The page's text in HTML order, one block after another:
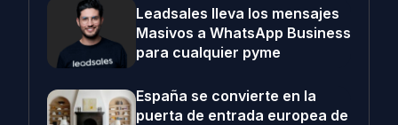
Leadsales lleva los mensajes
Masivos a WhatsApp Business
para cualquier pyme
España se convierte en la
puerta de entrada europea de